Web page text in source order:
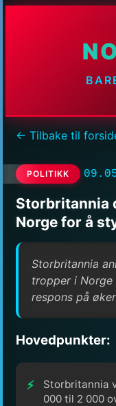
← Tilbake til
POLITIKK
Storbritannia
Norge for å
Storbritannia
tropper i Norge
respons på
Hovedpunkter:
Storbritannia
000 til 2 000